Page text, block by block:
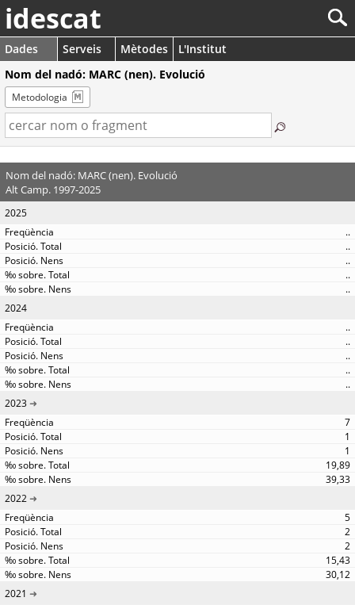
idescat
Dades Serveis Mètodes
L'Institut
Nom del nadó: MARC (nen). Evolució
Metodologia
Nom del nadó: MARC (nen). Evolució
Alt Camp. 1997-2025
2025
..
..
..
..
..
2024
..
..
..
..
..
2023
7
1
1
19,89
39,33
2022
5
2
2
15,43
30,12
2021